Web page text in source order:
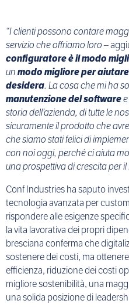
“I clienti possono contare
servizio che offriamo loro –
configuratore è il modo
unmodo migliore per
desidera. La cosa che mi ha
manutenzione del software
storia dell’azienda, di tutte le
sicuramente il prodotto che
che siamo stati felici di
con noi oggi, perché ci aiuta
una prospettiva di crescita per il
Conf Industries ha saputo
tecnologia avanzata per
rispondere alle esigenze
la vita lavorativa dei propri
bresciana conferma che
sostenere dei costi, ma
efficienza, riduzione dei costi
migliore sostenibilità, una
una solida posizione di